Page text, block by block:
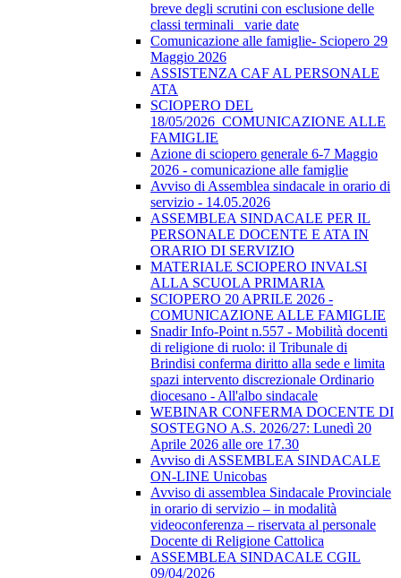
breve degli scrutini con esclusione delle
classi terminali_ varie date
Comunicazione alle famiglie- Sciopero 29
Maggio 2026
ASSISTENZA CAF AL PERSONALE
ATA
SCIOPERO DEL
18/05/2026_COMUNICAZIONE ALLE
FAMIGLIE
Azione di sciopero generale 6-7 Maggio
2026 - comunicazione alle famiglie
Avviso di Assemblea sindacale in orario di
servizio - 14.05.2026
ASSEMBLEA SINDACALE PER IL
PERSONALE DOCENTE E ATA IN
ORARIO DI SERVIZIO
MATERIALE SCIOPERO INVALSI
ALLA SCUOLA PRIMARIA
SCIOPERO 20 APRILE 2026 -
COMUNICAZIONE ALLE FAMIGLIE
Snadir Info-Point n.557 - Mobilità docenti
di religione di ruolo: il Tribunale di
Brindisi conferma diritto alla sede e limita
spazi intervento discrezionale Ordinario
diocesano - All'albo sindacale
WEBINAR CONFERMA DOCENTE DI
SOSTEGNO A.S. 2026/27: Lunedì 20
Aprile 2026 alle ore 17.30
Avviso di ASSEMBLEA SINDACALE
ON-LINE Unicobas
Avviso di assemblea Sindacale Provinciale
in orario di servizio – in modalità
videoconferenza – riservata al personale
Docente di Religione Cattolica
ASSEMBLEA SINDACALE CGIL
09/04/2026